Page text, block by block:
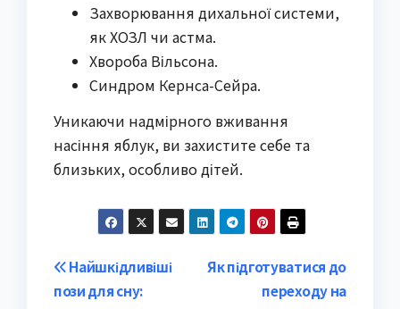
Захворювання дихальної системи,
як ХОЗЛ чи астма.
Хвороба Вільсона.
Синдром Кернса-Сейра.
Уникаючи надмірного вживання
насіння яблук, ви захистите себе та
близьких, особливо дітей.
Post
Як підготуватися до
переходу на
Найшкідливіші
пози для сну: